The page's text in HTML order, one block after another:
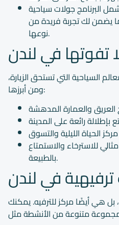
البرنامج جولات سياحية
يضمن لك تجربة فريدة من
نوعها.
تفوتها في لندن
السياحية التي تستحق الزيارة،
ومن أبرزها:
للاسترخاء والاستمتاع
بالطبيعة.
في لندن
بل هي أيضًا مركز للترفيه. يمكنك